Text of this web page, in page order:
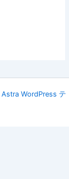
Astra WordPress テ